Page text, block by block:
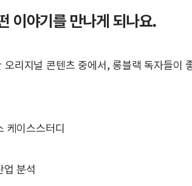
이야기를 만나게 되나요.
오리지널 콘텐츠 중에서, 롱블랙 독자들이
케이스스터디
분석